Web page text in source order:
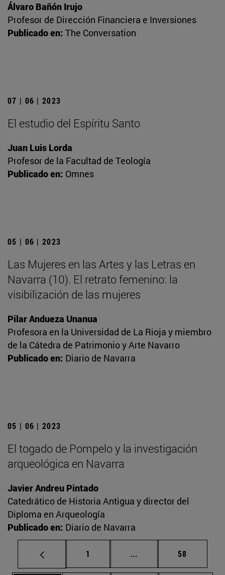
Álvaro Bañón Irujo
Profesor de Dirección Financiera e Inversiones
Publicado en: The Conversation
07 | 06 | 2023
El estudio del Espíritu Santo
Juan Luis Lorda
Profesor de la Facultad de Teología
Publicado en: Omnes
05 | 06 | 2023
Las Mujeres en las Artes y las Letras en
Navarra (10). El retrato femenino: la
visibilización de las mujeres
Pilar Andueza Unanua
Profesora en la Universidad de La Rioja y miembro
de la Cátedra de Patrimonio y Arte Navarro
Publicado en: Diario de Navarra
05 | 06 | 2023
El togado de Pompelo y la investigación
arqueológica en Navarra
Javier Andreu Pintado
Catedrático de Historia Antigua y director del
Diploma en Arqueología
Publicado en: Diario de Navarra
Página
1 ... Páginas intermedias
Página
58